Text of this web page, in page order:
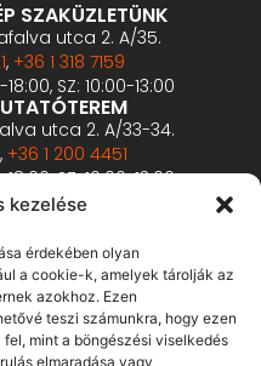
kezelése
érdekében olyan
a cookie-k, amelyek tárolják az
azokhoz. Ezen
teszi számunkra, hogy ezen
mint a böngészési viselkedés
elmaradása vagy
SZAKÜZLETÜNK
utca 2. A/35.
, +36 1 318 7159
SZ: 10:00-13:00
utca 2. A/33-34.
, +36 1 200 4451
SZ: 10:00-13:00
BEMUTATÓTEREM
u. 12.
0657
alapján